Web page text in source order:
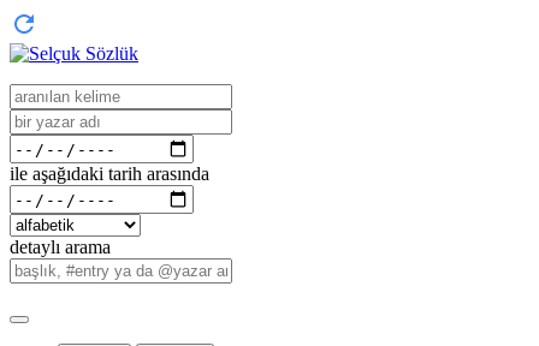
ile aşağıdaki tarih arasında
detaylı arama